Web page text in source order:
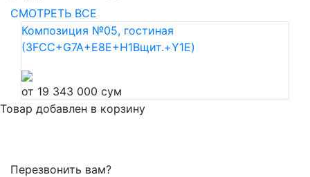
СМОТРЕТЬ ВСЕ
Композиция №05, гостиная
(3FCC+G7A+E8E+H1Bщит.+Y1E)
от 19 343 000 сум
Товар добавлен в корзину
Перезвонить вам?